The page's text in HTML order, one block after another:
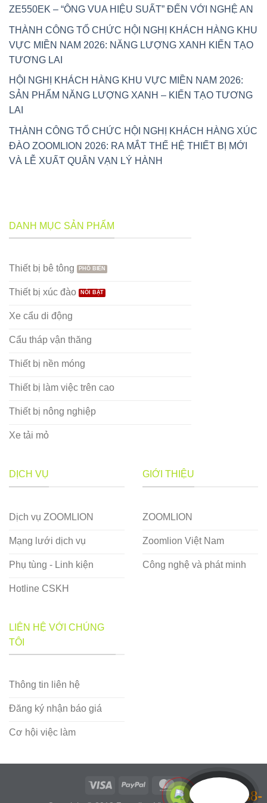
ZE550EK – “ÔNG VUA HIỆU SUẤT” ĐẾN VỚI NGHỆ AN
THÀNH CÔNG TỔ CHỨC HỘI NGHỊ KHÁCH HÀNG KHU
VỰC MIỀN NAM 2026: NĂNG LƯỢNG XANH KIẾN TẠO
TƯƠNG LAI
HỘI NGHỊ KHÁCH HÀNG KHU VỰC MIỀN NAM 2026:
SẢN PHẨM NĂNG LƯỢNG XANH – KIẾN TẠO TƯƠNG
LAI
THÀNH CÔNG TỔ CHỨC HỘI NGHỊ KHÁCH HÀNG XÚC
ĐÀO ZOOMLION 2026: RA MẮT THẾ HỆ THIẾT BỊ MỚI
VÀ LỄ XUẤT QUÂN VẠN LÝ HÀNH
DANH MỤC SẢN PHẨM
Thiết bị bê tông
Thiết bị xúc đào
Xe cẩu di động
Cẩu tháp vận thăng
Thiết bị nền móng
Thiết bị làm việc trên cao
Thiết bị nông nghiệp
Xe tải mỏ
DỊCH VỤ
Dịch vụ ZOOMLION
Mạng lưới dịch vụ
Phụ tùng - Linh kiện
Hotline CSKH
GIỚI THIỆU
ZOOMLION
Zoomlion Việt Nam
Công nghệ và phát minh
LIÊN HỆ VỚI CHÚNG
TÔI
Thông tin liên hệ
Đăng ký nhận báo giá
Cơ hội việc làm